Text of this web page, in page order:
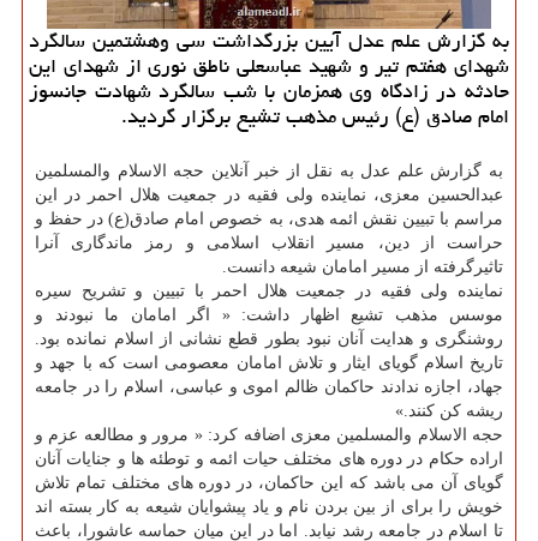
به گزارش علم عدل آیین بزرگداشت سی وهشتمین سالگرد
شهدای هفتم تیر و شهید عباسعلی ناطق نوری از شهدای این
حادثه در زادگاه وی همزمان با شب سالگرد شهادت جانسوز
امام صادق (ع) رئیس مذهب تشیع برگزار گردید.
به گزارش علم عدل به نقل از خبر آنلاین حجه الاسلام والمسلمین
عبدالحسین معزی، نماینده ولی فقیه در جمعیت هلال احمر در این
مراسم با تبیین نقش ائمه هدی، به خصوص امام صادق(ع) در حفظ و
حراست از دین، مسیر انقلاب اسلامی و رمز ماندگاری آنرا
تاثیرگرفته از مسیر امامان شیعه دانست.
نماینده ولی فقیه در جمعیت هلال احمر با تبیین و تشریح سیره
موسس مذهب تشیع اظهار داشت: « اگر امامان ما نبودند و
روشنگری و هدایت آنان نبود بطور قطع نشانی از اسلام نمانده بود.
تاریخ اسلام گویای ایثار و تلاش امامان معصومی است كه با جهد و
جهاد، اجازه ندادند حاكمان ظالم اموی و عباسی، اسلام را در جامعه
ریشه كن كنند.»
حجه الاسلام والمسلمین معزی اضافه كرد: « مرور و مطالعه عزم و
اراده حكام در دوره های مختلف حیات ائمه و توطئه ها و جنایات آنان
گویای آن می باشد كه این حاكمان، در دوره های مختلف تمام تلاش
خویش را برای از بین بردن نام و یاد پیشوایان شیعه به كار بسته اند
تا اسلام در جامعه رشد نیابد. اما در این میان حماسه عاشورا، باعث